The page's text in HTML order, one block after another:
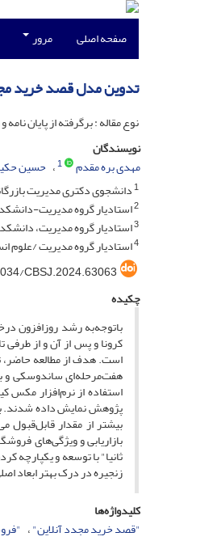
صفحه اصلی مرور
تدوین مدل قصد خرید
نوع مقاله : برگرفته از پایان نامه
نویسندگان
مهدی بره مقدم
1 حسین
1دانشجوی دکتری مدیریت
2استادیار گروه مدیریت-
3استادیار گروه مدیریت،
4استادیار گروه مدیریت /علوم
CBSJ.2024.63063
چکیده
باتوجه‌به رشد روزافزون
کرونا و پس از آن و از
است. هدف از مطالعه حاضر،
بیشتر از مقدار قابل‌قبول
بازاریابی و ویژگی‌های
ثانیا" با توسعه و یکپارچه
زنجیره در درک بهتر ابعاد
کلیدواژه‌ها
"قصد خرید مجدد آنلاین"